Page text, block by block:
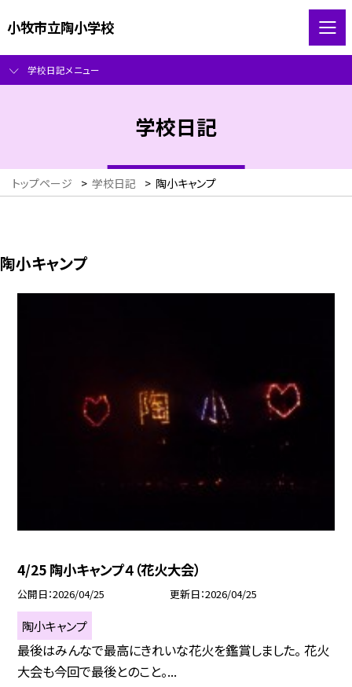
小牧市立陶小学校
学校日記メニュー
学校日記
トップページ > 学校日記 > 陶小キャンプ
陶小キャンプ
4/25 陶小キャンプ４（花火大会）
公開日 2026/04/25 更新日 2026/04/25
陶小キャンプ
最後はみんなで最高にきれいな花火を鑑賞しました。 花火
大会も今回で最後とのこと。...